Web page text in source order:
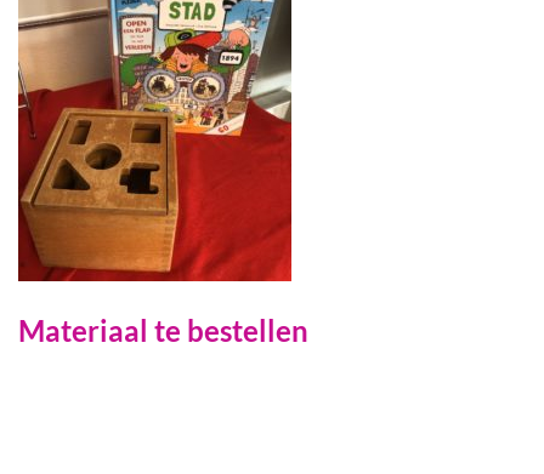
Materiaal te bestellen